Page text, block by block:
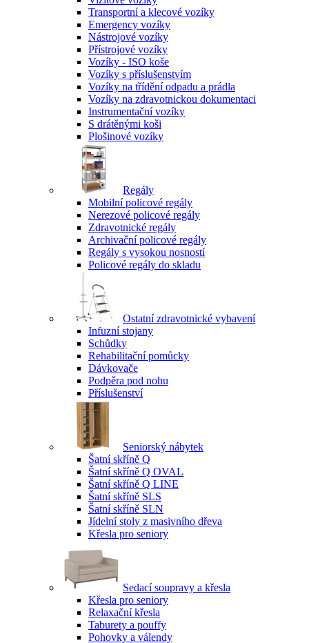
Transportní a klecové vozíky
Emergency vozíky
Nástrojové vozíky
Přístrojové vozíky
Vozíky - ISO koše
Vozíky s příslušenstvím
Vozíky na třídění odpadu a prádla
Vozíky na zdravotnickou dokumentaci
Instrumentační vozíky
S drátěnými koši
Plošinové vozíky
Regály
Mobilní policové regály
Nerezové policové regály
Zdravotnické regály
Archivační policové regály
Regály s vysokou nosností
Policové regály do skladu
Ostatní zdravotnické vybavení
Infuzní stojany
Schůdky
Rehabilitační pomůcky
Dávkovače
Podpěra pod nohu
Příslušenství
Seniorský nábytek
Šatní skříně Q
Šatní skříně Q OVAL
Šatní skříně Q LINE
Šatní skříně SLS
Šatní skříně SLN
Jídelní stoly z masivního dřeva
Křesla pro seniory
Sedací soupravy a křesla
Křesla pro seniory
Relaxační křesla
Taburety a pouffy
Pohovky a válendy